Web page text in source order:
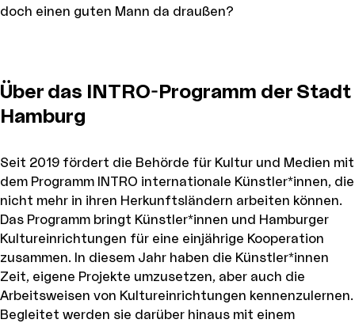
doch einen guten Mann da draußen?
Über das INTRO-Programm der Stadt
Hamburg
Seit 2019 fördert die Behörde für Kultur und Medien mit
dem Programm INTRO internationale Künstler*innen, die
nicht mehr in ihren Herkunftsländern arbeiten können.
Das Programm bringt Künstler*innen und Hamburger
Kultureinrichtungen für eine einjährige Kooperation
zusammen. In diesem Jahr haben die Künstler*innen
Zeit, eigene Projekte umzusetzen, aber auch die
Arbeitsweisen von Kultureinrichtungen kennenzulernen.
Begleitet werden sie darüber hinaus mit einem